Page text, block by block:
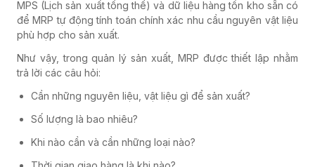
MPS (Lịch sản xuất tổng thể) và dữ liệu hàng tồn kho sẵn có
để MRP tự động tính toán chính xác nhu cầu nguyên vật liệu
phù hợp cho sản xuất.
Như vậy, trong quản lý sản xuất, MRP được thiết lập nhằm
trả lời các câu hỏi:
Cần những nguyên liệu, vật liệu gì để sản xuất?
Số lượng là bao nhiêu?
Khi nào cần và cần những loại nào?